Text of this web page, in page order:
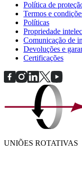
Política de
Termos e
Políticas
Propriedade
Comunicação de
Devoluções e
Certificações
UNIÕES ROTATIVAS